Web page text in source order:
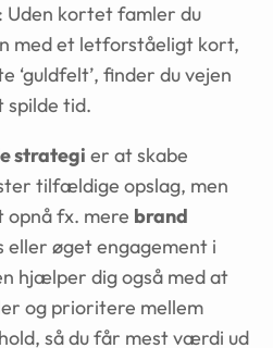
Uden kortet famler du
med et letforståeligt kort,
finder du vejen
spilde tid.
strategi er at skabe
tilfældige opslag, men
fx. mere brand
eller øget engagement i
hjælper dig også med at
og prioritere mellem
så du får mest værdi ud